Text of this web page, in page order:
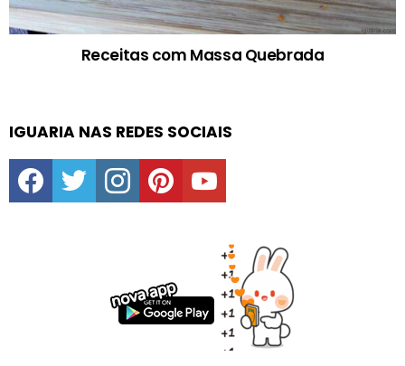
Receitas com Massa Quebrada
IGUARIA NAS REDES SOCIAIS
facebooktwitter instagrampinterestyoutube